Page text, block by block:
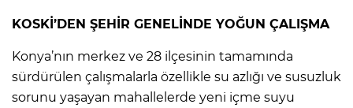
KOSKİ’DEN ŞEHİR GENELİNDE YOĞUN ÇALIŞMA
Konya’nın merkez ve 28 ilçesinin tamamında
sürdürülen çalışmalarla özellikle su azlığı ve susuzluk
sorunu yaşayan mahallelerde yeni içme suyu